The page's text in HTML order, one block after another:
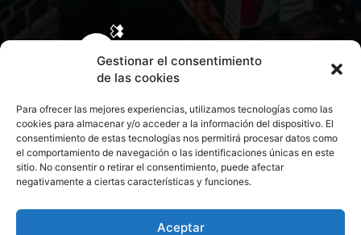
Gestionar el consentimiento
de las cookies
Para ofrecer las mejores experiencias, utilizamos tecnologías como las
cookies para almacenar y/o acceder a la información del dispositivo. El
consentimiento de estas tecnologías nos permitirá procesar datos como
el comportamiento de navegación o las identificaciones únicas en este
sitio. No consentir o retirar el consentimiento, puede afectar
negativamente a ciertas características y funciones.
Aceptar
CONTACTA CON NOSOTROS